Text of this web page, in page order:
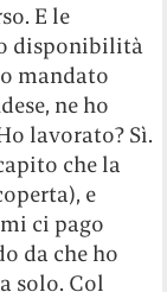
E le
disponibilità
mandato
ne ho
lavorato? Sì.
che la
e
ci pago
da che ho
solo. Col